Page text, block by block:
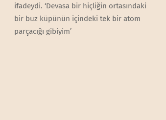
ifadeydi. ‘Devasa bir hiçliğin ortasındaki
bir buz küpünün içindeki tek bir atom
parçacığı gibiyim’